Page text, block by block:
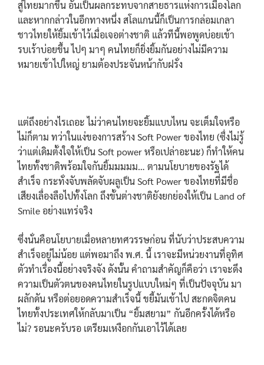
สู่ไทยมากขึ้น อันเป็นผลกระทบจากสายธารแห่งการเมืองโลก
และหากกล่าวในอีกทางหนึ่ง สโลแกนนี้ก็เป็นการกล่อมเกลา
ชาวไทยให้ยิ้มเข้าไว้เมื่อเจอต่างชาติ แล้วทีนี้พอพูดบ่อยเข้า
รบเร้าบ่อยขึ้น ไปๆ มาๆ คนไทยก็ยิ่งยิ้มกันอย่างไม่มีความ
หมายเข้าไปใหญ่ ยามต้องประจันหน้ากับฝรั่ง
แต่ถึงอย่างไรเถอะ ไม่ว่าคนไทยจะยิ้มแบบไหน จะเต็มใจหรือ
ไม่ก็ตาม ทว่าในแง่ของการสร้าง Soft Power ของไทย (ซื่งไม่รู้
ว่าแต่เดิมตั้งใจให้เป็น Soft power หรือเปล่าอะนะ) ก็ทำให้คน
ไทยทั้งชาติพร้อมใจกันยิ้มมมมม… ตามนโยบายของรัฐได้
สำเร็จ กระทั่งจับพลัดจับผลูเป็น Soft Power ของไทยที่มีชื่อ
เสียงเลื่องลือไปทั้งโลก ถึงขั้นต่างชาติยังยกย่องให้เป็น Land of
Smile อย่างแทร่จริง
ซึ่งนั่นคือนโยบายเมื่อหลายทศวรรษก่อน ที่นับว่าประสบความ
สำเร็จอยู่ไม่น้อย แต่พอมาถึง พ.ศ. นี้ เราจะมีหน่วยงานที่อุทิศ
ตัวทำเรื่องนี้อย่างจริงจัง ดังนั้น คำถามสำคัญก็คือว่า เราจะดึง
ความเป็นตัวตนของคนไทยในรูปแบบใหม่ๆ ที่เป็นปัจจุบัน มา
ผลักดัน หรือต่อยอดความสำเร็จนี้ ขยี้มันเข้าไป สะกดจิตคน
ไทยทั้งประเทศให้กลับมาเป็น “ยิ้มสยาม” กันอีกครั้งได้หรือ
ไม่? รอนะครับรอ เตรียมเหงือกกันเอาไว้ได้เลย